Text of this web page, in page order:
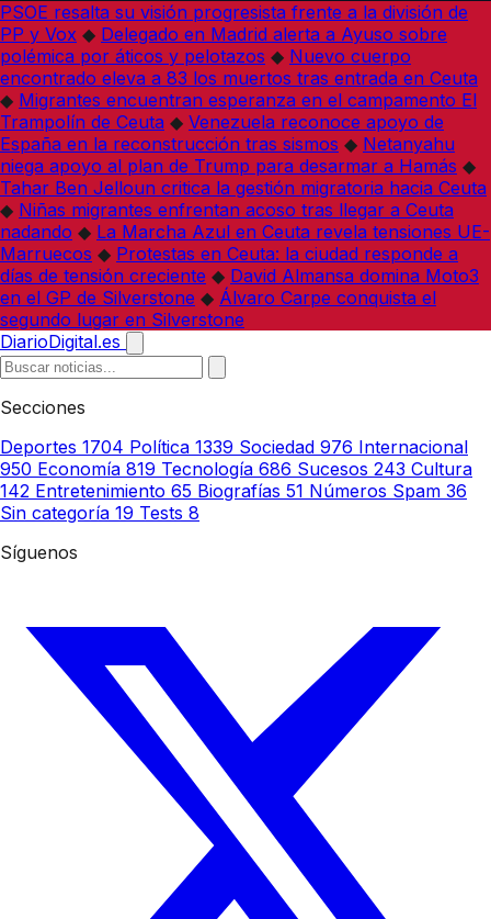
PSOE resalta su visión progresista frente a la división de
PP y Vox ◆ Delegado en Madrid alerta a Ayuso sobre
polémica por áticos y pelotazos ◆ Nuevo cuerpo
encontrado eleva a 83 los muertos tras entrada en Ceuta
◆ Migrantes encuentran esperanza en el campamento El
Trampolín de Ceuta ◆ Venezuela reconoce apoyo de
España en la reconstrucción tras sismos ◆ Netanyahu
niega apoyo al plan de Trump para desarmar a Hamás ◆
Tahar Ben Jelloun critica la gestión migratoria hacia Ceuta
◆ Niñas migrantes enfrentan acoso tras llegar a Ceuta
nadando ◆ La Marcha Azul en Ceuta revela tensiones UE-
Marruecos ◆ Protestas en Ceuta: la ciudad responde a
días de tensión creciente ◆ David Almansa domina Moto3
en el GP de Silverstone ◆ Álvaro Carpe conquista el
segundo lugar en Silverstone
DiarioDigital.es
Secciones
Deportes 1704 Política 1339 Sociedad 976 Internacional
950 Economía 819 Tecnología 686 Sucesos 243 Cultura
142 Entretenimiento 65 Biografías 51 Números Spam 36
Sin categoría 19 Tests 8
Síguenos